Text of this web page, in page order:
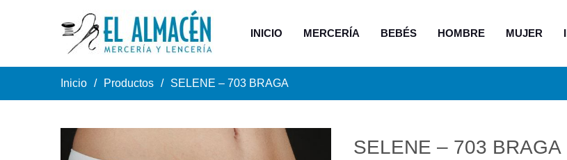
INICIO MERCERÍA BEBÉS HOMBRE MUJER
Inicio Productos SELENE – 703 BRAGA
SELENE – 703 BRAGA